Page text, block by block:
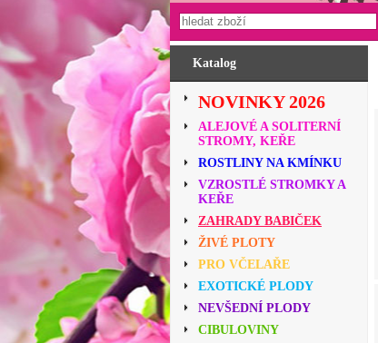
Katalog
NOVINKY 2026
ALEJOVÉ A SOLITERNÍ
STROMY, KEŘE
ROSTLINY NA KMÍNKU
VZROSTLÉ STROMKY A
KEŘE
ZAHRADY BABIČEK
ŽIVÉ PLOTY
PRO VČELAŘE
EXOTICKÉ PLODY
NEVŠEDNÍ PLODY
CIBULOVINY